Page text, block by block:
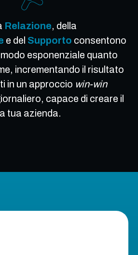
Relazione, della
e del Supporto consentono
esponenziale quanto
incrementando il risultato
in un approccio win-win
capace di creare il
tua azienda.